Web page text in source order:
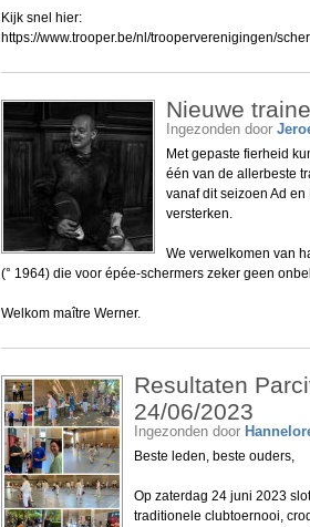
Kijk snel hier:
https://www.trooper.be/nl/trooperverenigingen/
Nieuwe
Ingezonden door
Met gepaste fierheid
één van de allerbeste
vanaf dit seizoen Ad
versterken.
We verwelkomen van
(° 1964) die voor épée-schermers zeker geen
Welkom maître Werner.
Resultaten
24/06/2023
Ingezonden door
Beste leden, beste ouders,
Op zaterdag 24 juni 2023
traditionele clubtoernooi,